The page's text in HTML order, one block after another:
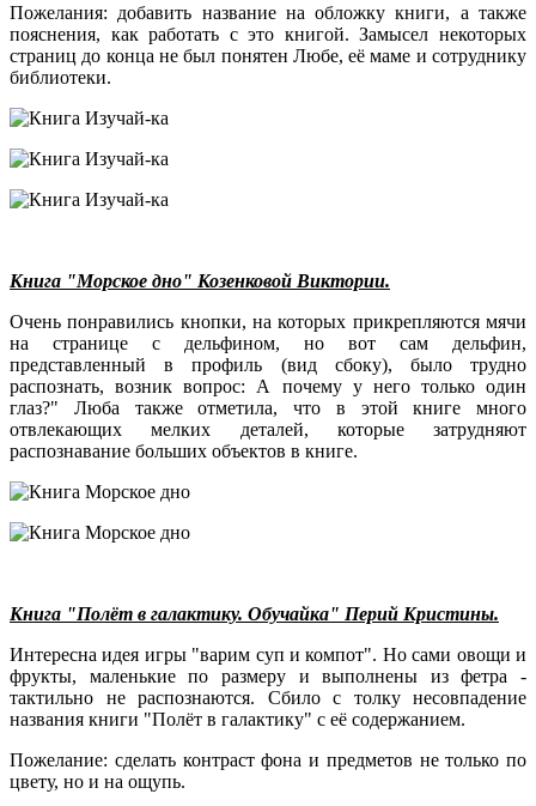
Пожелания: добавить название на обложку книги, а также
пояснения, как работать с это книгой. Замысел некоторых
страниц до конца не был понятен Любе, её маме и сотруднику
библиотеки.
Книга "Морское дно" Козенковой Виктории.
Очень понравились кнопки, на которых прикрепляются мячи
на странице с дельфином, но вот сам дельфин,
представленный в профиль (вид сбоку), было трудно
распознать, возник вопрос: А почему у него только один
глаз?" Люба также отметила, что в этой книге много
отвлекающих мелких деталей, которые затрудняют
распознавание больших объектов в книге.
Книга "Полёт в галактику. Обучайка" Перий Кристины.
Интересна идея игры "варим суп и компот". Но сами овощи и
фрукты, маленькие по размеру и выполнены из фетра -
тактильно не распознаются. Сбило с толку несовпадение
названия книги "Полёт в галактику" с её содержанием.
Пожелание: сделать контраст фона и предметов не только по
цвету, но и на ощупь.